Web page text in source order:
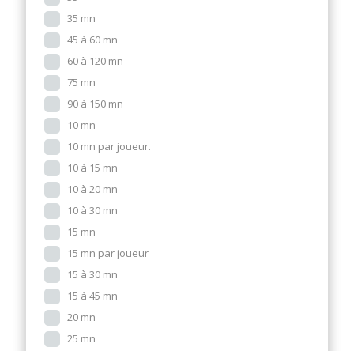
35 mn
45 à 60 mn
60 à 120 mn
75 mn
90 à 150 mn
10 mn
10 mn par joueur.
10 à 15 mn
10 à 20 mn
10 à 30 mn
15 mn
15 mn par joueur
15 à 30 mn
15 à 45 mn
20 mn
25 mn